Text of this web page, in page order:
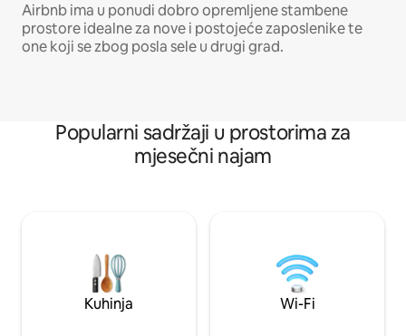
Airbnb ima u ponudi dobro opremljene stambene
prostore idealne za nove i postojeće zaposlenike te
one koji se zbog posla sele u drugi grad.
Popularni sadržaji u prostorima za
mjesečni najam
Kuhinja Wi-Fi